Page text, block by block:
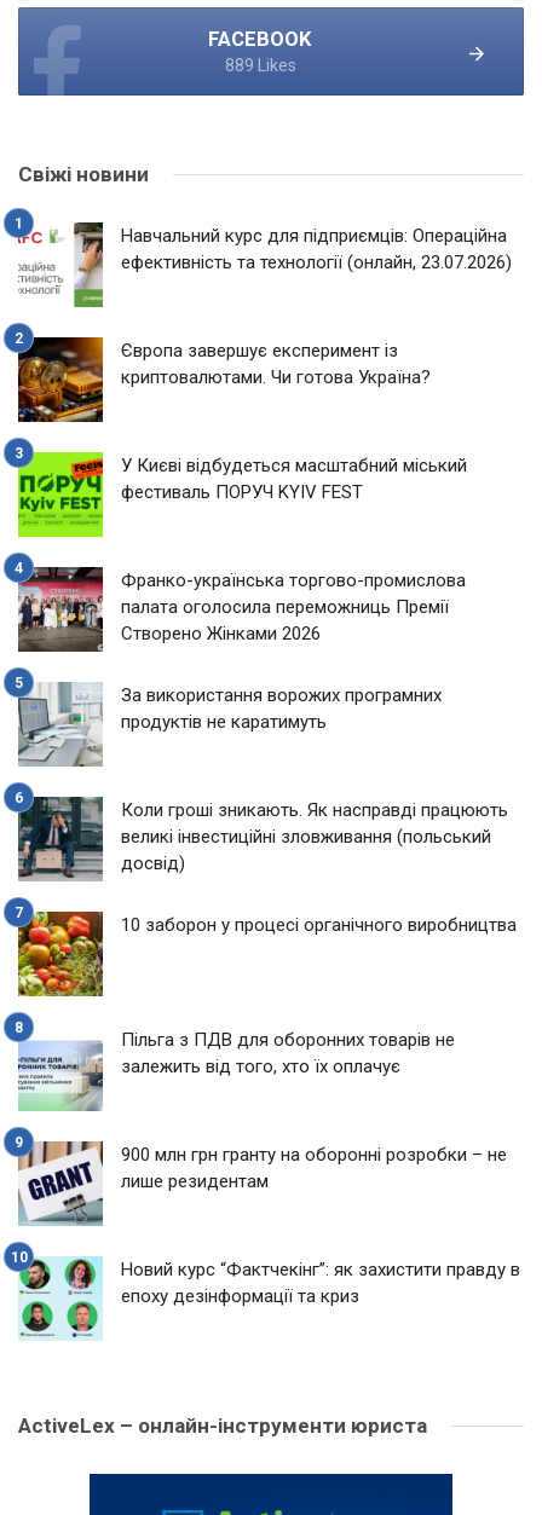
FACEBOOK
889 Likes
Свіжі новини
Навчальний курс для підприємців: Операційна
ефективність та технології (онлайн, 23.07.2026)
Європа завершує експеримент із
криптовалютами. Чи готова Україна?
У Києві відбудеться масштабний міський
фестиваль ПОРУЧ KYIV FEST
Франко-українська торгово-промислова
палата оголосила переможниць Премії
Створено Жінками 2026
За використання ворожих програмних
продуктів не каратимуть
Коли гроші зникають. Як насправді працюють
великі інвестиційні зловживання (польський
досвід)
10 заборон у процесі органічного виробництва
Пільга з ПДВ для оборонних товарів не
залежить від того, хто їх оплачує
900 млн грн гранту на оборонні розробки – не
лише резидентам
Новий курс “Фактчекінг”: як захистити правду в
епоху дезінформації та криз
ActiveLex – онлайн-інструменти юриста